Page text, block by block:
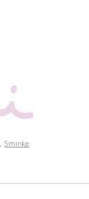
Sminke